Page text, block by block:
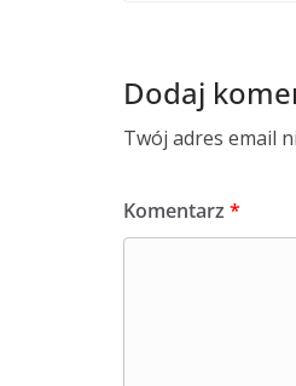
Dodaj
Twój adres email
Komentarz *